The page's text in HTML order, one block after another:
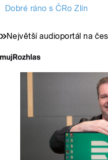
Dobré ráno s ČRo Zlín
Největší audioportál na